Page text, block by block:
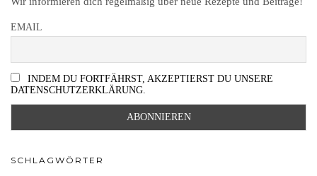
EMAIL
INDEM DU FORTFÄHRST, AKZEPTIERST DU UNSERE
DATENSCHUTZERKLÄRUNG.
SCHLAGWÖRTER